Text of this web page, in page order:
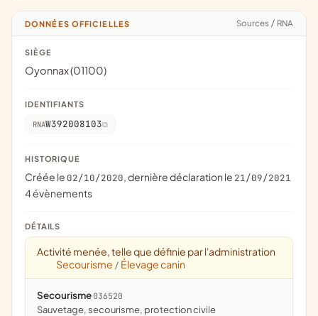
DONNÉES OFFICIELLES Sources / RNA
SIÈGE
Oyonnax (01100)
IDENTIFIANTS
RNAW392008103
HISTORIQUE
Créée le 02/10/2020, dernière déclaration le 21/09/2021
4 évènements
DÉTAILS
Activité menée, telle que définie par l'administration
Secourisme / Élevage canin
Secourisme 036520
sauvetage, secourisme, protection civile